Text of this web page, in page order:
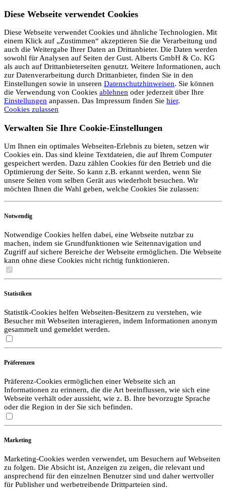
Diese Webseite verwendet Cookies
Diese Webseite verwendet Cookies und ähnliche Technologien. Mit
einem Klick auf „Zustimmen“ akzeptieren Sie die Verarbeitung und
auch die Weitergabe Ihrer Daten an Drittanbieter. Die Daten werden
sowohl für Analysen auf Seiten der Gust. Alberts GmbH & Co. KG
als auch auf Drittanbieterseiten genutzt. Weitere Informationen, auch
zur Datenverarbeitung durch Drittanbieter, finden Sie in den
Einstellungen sowie in unseren Datenschutzhinweisen. Sie können
die Verwendung von Cookies ablehnen oder jederzeit über Ihre
Einstellungen anpassen. Das Impressum finden Sie hier.
Cookies zulassen
Verwalten Sie Ihre Cookie-Einstellungen
Um Ihnen ein optimales Webseiten-Erlebnis zu bieten, setzen wir
Cookies ein. Das sind kleine Textdateien, die auf Ihrem Computer
gespeichert werden. Dazu zählen Cookies für den Betrieb und die
Optimierung der Seite. So kann z.B. erkannt werden, wenn Sie
unsere Seiten vom selben Gerät aus wiederholt besuchen. Wir
möchten Ihnen die Wahl geben, welche Cookies Sie zulassen:
Notwendig
Notwendige Cookies helfen dabei, eine Webseite nutzbar zu
machen, indem sie Grundfunktionen wie Seitennavigation und
Zugriff auf sichere Bereiche der Webseite ermöglichen. Die Webseite
kann ohne diese Cookies nicht richtig funktionieren.
Statistiken
Statistik-Cookies helfen Webseiten-Besitzern zu verstehen, wie
Besucher mit Webseiten interagieren, indem Informationen anonym
gesammelt und gemeldet werden.
Präferenzen
Präferenz-Cookies ermöglichen einer Webseite sich an
Informationen zu erinnern, die die Art beeinflussen, wie sich eine
Webseite verhält oder aussieht, wie z. B. Ihre bevorzugte Sprache
oder die Region in der Sie sich befinden.
Marketing
Marketing-Cookies werden verwendet, um Besuchern auf Webseiten
zu folgen. Die Absicht ist, Anzeigen zu zeigen, die relevant und
ansprechend für den einzelnen Benutzer sind und daher wertvoller
für Publisher und werbetreibende Drittparteien sind.